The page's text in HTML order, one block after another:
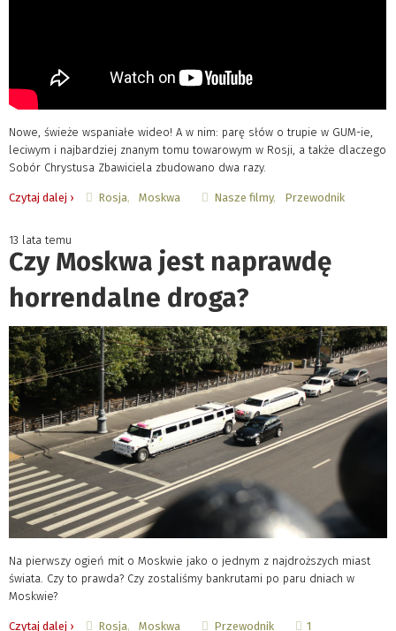
Nowe, świeże wspaniałe wideo! A w nim: parę słów o trupie w GUM-ie,
leciwym i najbardziej znanym tomu towarowym w Rosji, a także dlaczego
Sobór Chrystusa Zbawiciela zbudowano dwa razy.
Czytaj dalej › Rosja Moskwa Nasze filmy Przewodnik
13 lata temu
Czy Moskwa jest naprawdę
horrendalne droga?
Na pierwszy ogień mit o Moskwie jako o jednym z najdroższych miast
świata. Czy to prawda? Czy zostaliśmy bankrutami po paru dniach w
Moskwie?
Czytaj dalej › Rosja Moskwa Przewodnik 1